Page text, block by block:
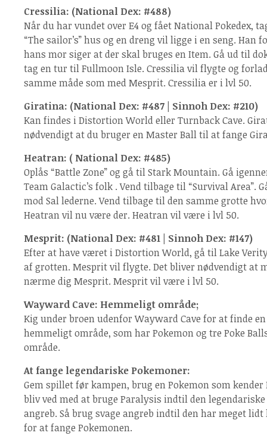
Cressilia: (National Dex: #488)
Når du har vundet over E4 og fået National Pokedex,
“The sailor’s” hus og en dreng vil ligge i en seng. Han
hans mor siger at der skal bruges en Item. Gå ud til
tag en tur til Fullmoon Isle. Cressilia vil flygte og
samme måde som med Mesprit. Cressilia er i lvl 50.
Giratina: (National Dex: #487 | Sinnoh Dex: #210)
Kan findes i Distortion World eller Turnback Cave.
nødvendigt at du bruger en Master Ball til at fange
Heatran: ( National Dex: #485)
Oplås “Battle Zone” og gå til Stark Mountain. Gå
Team Galactic’s folk . Vend tilbage til “Survival Area”.
mod Sal lederne. Vend tilbage til den samme grotte
Heatran vil nu være der. Heatran vil være i lvl 50.
Mesprit: (National Dex: #481 | Sinnoh Dex: #147)
Efter at have været i Distortion World, gå til Lake
af grotten. Mesprit vil flygte. Det bliver nødvendigt at
nærme dig Mesprit. Mesprit vil være i lvl 50.
Wayward Cave: Hemmeligt område;
Kig under broen udenfor Wayward Cave for at finde
hemmeligt område, som har Pokemon og tre Poke
område.
At fange legendariske Pokemoner:
Gem spillet før kampen, brug en Pokemon som
bliv ved med at bruge Paralysis indtil den
angreb. Så brug svage angreb indtil den har meget
for at fange Pokemonen.